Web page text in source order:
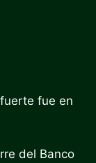
fue en
del Banco